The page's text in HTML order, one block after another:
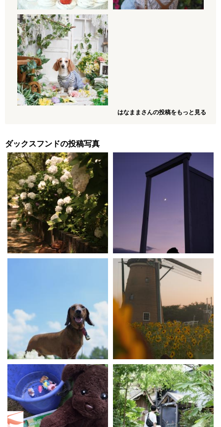
はなままさんの投稿をもっと見る
ダックスフンドの投稿写真